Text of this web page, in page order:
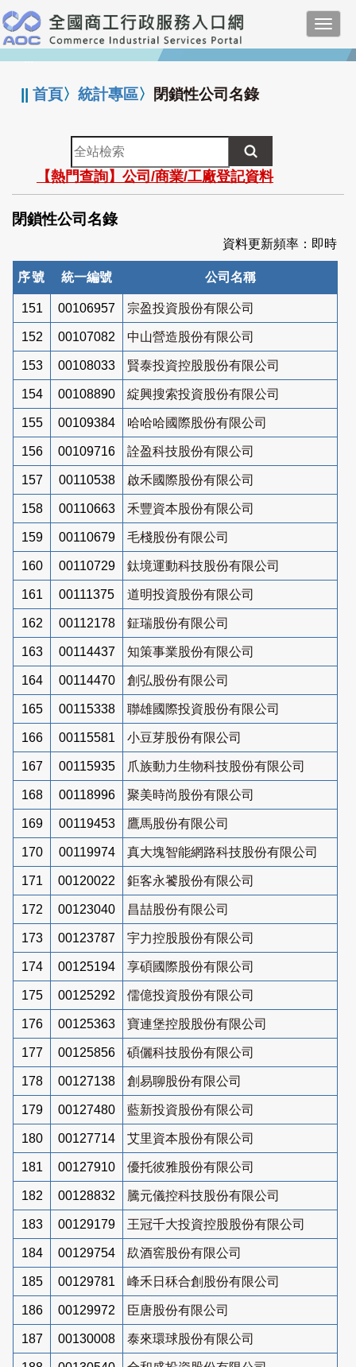
跳
到
主
要
:::
||首頁〉統計專區〉 閉鎖性公司名錄
全
站
檢
索
【熱門查詢】公司/商業/工廠登記資料
閉鎖性公司名錄
資料更新頻率：即時
序號 統一編號 公司名稱
151 00106957 宗盈投資股份有限公司
152 00107082 中山營造股份有限公司
153 00108033 賢泰投資控股股份有限公司
154 00108890 綻興搜索投資股份有限公司
155 00109384 哈哈哈國際股份有限公司
156 00109716 詮盈科技股份有限公司
157 00110538 啟禾國際股份有限公司
158 00110663 禾豐資本股份有限公司
159 00110679 毛棧股份有限公司
160 00110729 鈦境運動科技股份有限公司
161 00111375 道明投資股份有限公司
162 00112178 鉦瑞股份有限公司
163 00114437 知策事業股份有限公司
164 00114470 創弘股份有限公司
165 00115338 聯雄國際投資股份有限公司
166 00115581 小豆芽股份有限公司
167 00115935 爪族動力生物科技股份有限公司
168 00118996 聚美時尚股份有限公司
169 00119453 鷹馬股份有限公司
170 00119974 真大塊智能網路科技股份有限公司
171 00120022 鉅客永饕股份有限公司
172 00123040 昌喆股份有限公司
173 00123787 宇力控股股份有限公司
174 00125194 享碩國際股份有限公司
175 00125292 儒億投資股份有限公司
176 00125363 寶連堡控股股份有限公司
177 00125856 碩儷科技股份有限公司
178 00127138 創易聊股份有限公司
179 00127480 藍新投資股份有限公司
180 00127714 艾里資本股份有限公司
181 00127910 優托彼雅股份有限公司
182 00128832 騰元儀控科技股份有限公司
183 00129179 王冠千大投資控股股份有限公司
184 00129754 镹酒窖股份有限公司
185 00129781 峰禾日秝合創股份有限公司
186 00129972 臣唐股份有限公司
187 00130008 泰來環球股份有限公司